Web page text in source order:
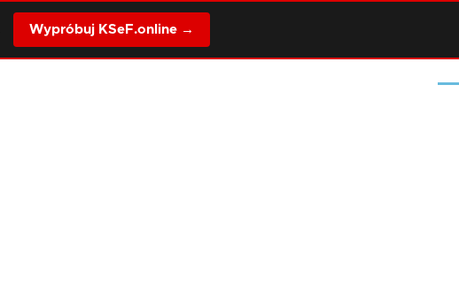
Wypróbuj KSeF.online →